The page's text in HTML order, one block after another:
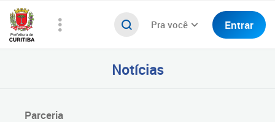
Pra você Entrar
Notícias
Parceria